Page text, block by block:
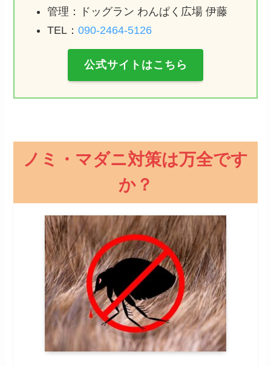
管理：ドッグラン わんぱく広場 伊藤
TEL：090-2464-5126
公式サイトはこちら
ノミ・マダニ対策は万全です
か？